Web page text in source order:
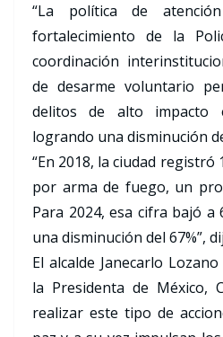
“La política de
fortalecimiento de la
coordinación
de desarme voluntario
delitos de alto impacto
logrando una disminución
“En 2018, la ciudad registró
por arma de fuego, un
Para 2024, esa cifra bajó a
una disminución del 67%”,
El alcalde Janecarlo
la Presidenta de México,
realizar este tipo de